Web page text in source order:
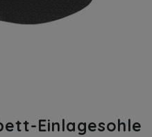
Einlagesohle